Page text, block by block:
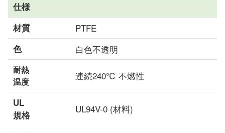
お問い合わせ窓口
会社情報
仕様
材質
PTFE
色 白色不透明
耐熱
温度
連続240℃ 不燃性
UL
規格
UL94V-0 (材料)